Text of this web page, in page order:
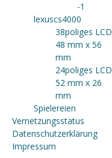
-1
lexuscs4000
38poliges LCD
48 mm x 56
mm
24poliges LCD
52 mm x 26
mm
Spielereien
Vernetzungsstatus
Datenschutzerklärung
Impressum